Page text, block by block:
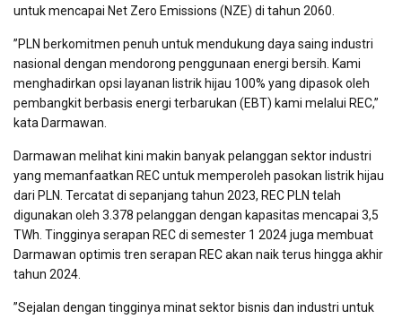
untuk mencapai Net Zero Emissions (NZE) di tahun 2060.
”PLN berkomitmen penuh untuk mendukung daya saing industri
nasional dengan mendorong penggunaan energi bersih. Kami
menghadirkan opsi layanan listrik hijau 100% yang dipasok oleh
pembangkit berbasis energi terbarukan (EBT) kami melalui REC,”
kata Darmawan.
Darmawan melihat kini makin banyak pelanggan sektor industri
yang memanfaatkan REC untuk memperoleh pasokan listrik hijau
dari PLN. Tercatat di sepanjang tahun 2023, REC PLN telah
digunakan oleh 3.378 pelanggan dengan kapasitas mencapai 3,5
TWh. Tingginya serapan REC di semester 1 2024 juga membuat
Darmawan optimis tren serapan REC akan naik terus hingga akhir
tahun 2024.
”Sejalan dengan tingginya minat sektor bisnis dan industri untuk